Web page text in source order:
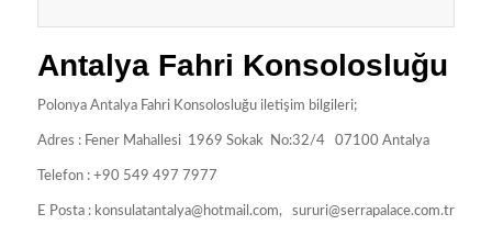
Antalya Fahri Konsolosluğu
Polonya Antalya Fahri Konsolosluğu iletişim bilgileri;
Adres : Fener Mahallesi 1969 Sokak No:32/4 07100 Antalya
Telefon : +90 549 497 7977
E Posta : konsulatantalya@hotmail.com, sururi@serrapalace.com.tr